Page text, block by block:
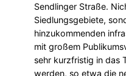
Sendlinger Straße.
Siedlungsgebiete,
hinzukommenden
mit großem
sehr kurzfristig in das
werden, so etwa die